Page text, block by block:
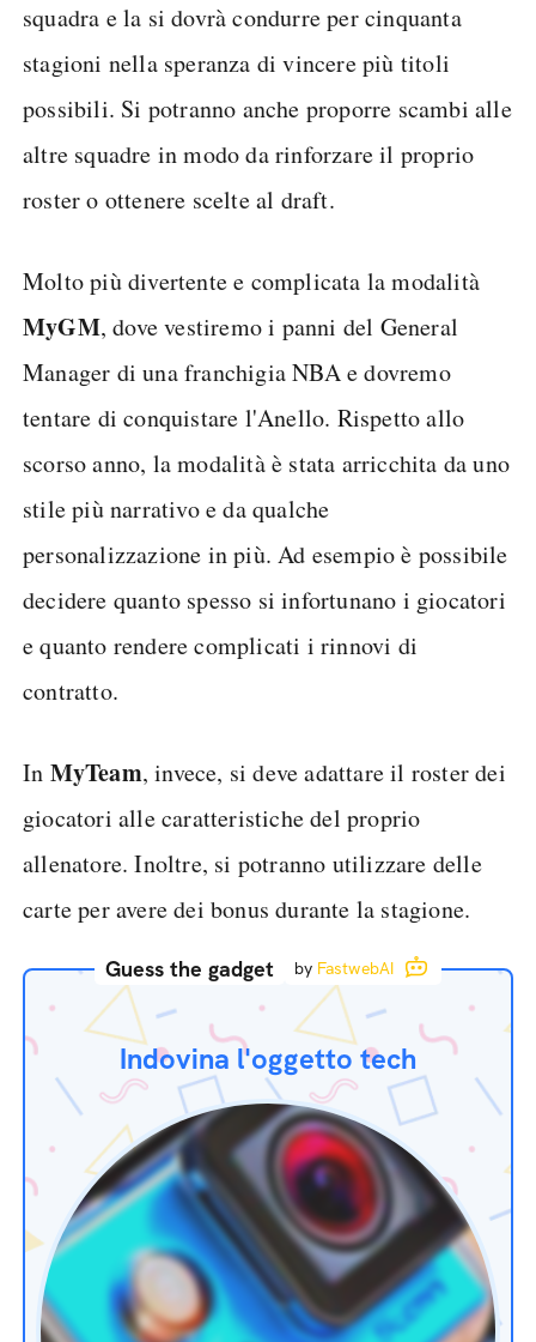
squadra e la si dovrà condurre per cinquanta
stagioni nella speranza di vincere più titoli
possibili. Si potranno anche proporre scambi alle
altre squadre in modo da rinforzare il proprio
roster o ottenere scelte al draft.
Molto più divertente e complicata la modalità
MyGM, dove vestiremo i panni del General
Manager di una franchigia NBA e dovremo
tentare di conquistare l'Anello. Rispetto allo
scorso anno, la modalità è stata arricchita da uno
stile più narrativo e da qualche
personalizzazione in più. Ad esempio è possibile
decidere quanto spesso si infortunano i giocatori
e quanto rendere complicati i rinnovi di
contratto.
In MyTeam, invece, si deve adattare il roster dei
giocatori alle caratteristiche del proprio
allenatore. Inoltre, si potranno utilizzare delle
carte per avere dei bonus durante la stagione.
Guess the gadget by FastwebAI
Indovina l'oggetto tech